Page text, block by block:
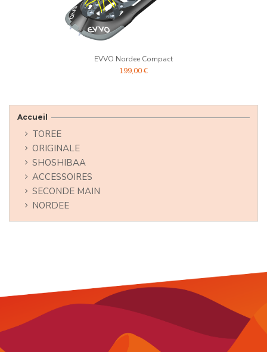
EVVO Nordee Compact
199,00 €
Accueil
TOREE
ORIGINALE
SHOSHIBAA
ACCESSOIRES
SECONDE MAIN
NORDEE